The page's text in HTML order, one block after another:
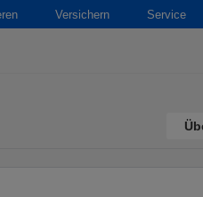
Versichern Service